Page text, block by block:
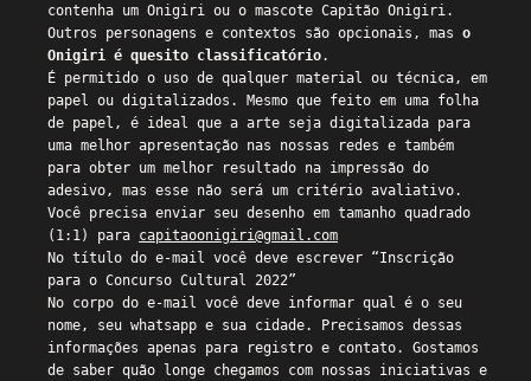
contenha um Onigiri ou o mascote Capitão Onigiri.
Outros personagens e contextos são opcionais, mas o
Onigiri é quesito classificatório.
É permitido o uso de qualquer material ou técnica, em
papel ou digitalizados. Mesmo que feito em uma folha
de papel, é ideal que a arte seja digitalizada para
uma melhor apresentação nas nossas redes e também
para obter um melhor resultado na impressão do
adesivo, mas esse não será um critério avaliativo.
Você precisa enviar seu desenho em tamanho quadrado
(1:1) para capitaoonigiri@gmail.com
No título do e-mail você deve escrever “Inscrição
para o Concurso Cultural 2022”
No corpo do e-mail você deve informar qual é o seu
nome, seu whatsapp e sua cidade. Precisamos dessas
informações apenas para registro e contato. Gostamos
de saber quão longe chegamos com nossas iniciativas e